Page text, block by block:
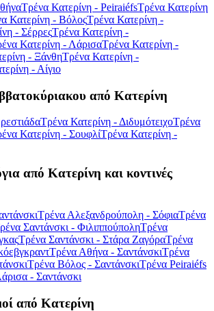
Τρένα Κατερίνη - PeiraiéfsΤρένα Κατερίνη
Κατερίνη - ΒόλοςΤρένα Κατερίνη -
- ΣέρρεςΤρένα Κατερίνη -
Κατερίνη - ΛάρισαΤρένα Κατερίνη -
- ΞάνθηΤρένα Κατερίνη -
- Αίγιο
από Κατερίνη
Τρένα Κατερίνη - ΔιδυμότειχοΤρένα
Κατερίνη - ΣουφλίΤρένα Κατερίνη -
από Κατερίνη και κοντινές
Τρένα Αλεξανδρούπολη - ΣόφιαΤρένα
Σαντάνσκι - ΦιλιππούποληΤρένα
Τρένα Σαντάνσκι - Στάρα ΖαγόραΤρένα
Τρένα Αθήνα - ΣαντάνσκιΤρένα
Τρένα Βόλος - ΣαντάνσκιΤρένα Peiraiéfs
- Σαντάνσκι
από Κατερίνη